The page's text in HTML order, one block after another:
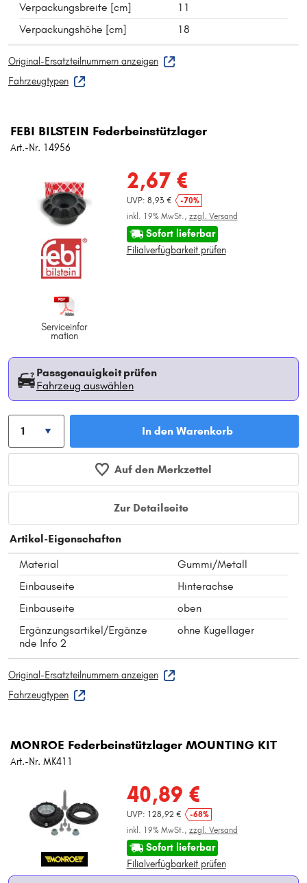
Verpackungsbreite [cm]
11
Verpackungshöhe [cm]
18
Original-Ersatzteilnummern anzeigen
Fahrzeugtypen
FEBI BILSTEIN Federbeinstützlager
Art.-Nr. 14956
Serviceinfor
mation
2,67 €
UVP: 8,93 €
-70%
inkl. 19% MwSt., zzgl. Versand
Sofort lieferbar
Filialverfügbarkeit prüfen
Passgenauigkeit prüfen
Fahrzeug auswählen
In den Warenkorb
Auf den Merkzettel
Zur Detailseite
Artikel-Eigenschaften
Material
Gummi/Metall
Einbauseite
Hinterachse
Einbauseite
oben
Ergänzungsartikel/Ergänze
nde Info 2
ohne Kugellager
Original-Ersatzteilnummern anzeigen
Fahrzeugtypen
MONROE Federbeinstützlager MOUNTING KIT
Art.-Nr. MK411
40,89 €
UVP: 128,92 €
-68%
inkl. 19% MwSt., zzgl. Versand
Sofort lieferbar
Filialverfügbarkeit prüfen